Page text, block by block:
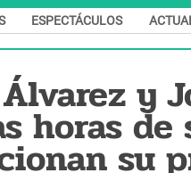
ESPECTÁCULOS
y
horas de
su